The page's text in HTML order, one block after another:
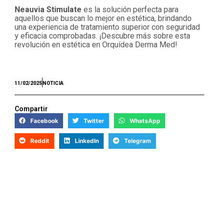
Neauvia Stimulate es la solución perfecta para
aquellos que buscan lo mejor en estética, brindando
una experiencia de tratamiento superior con seguridad
y eficacia comprobadas. ¡Descubre más sobre esta
revolución en estética en Orquídea Derma Med!
11/02/2025 NOTICIA
Compartir
Facebook Twitter WhatsApp
Reddit LinkedIn Telegram